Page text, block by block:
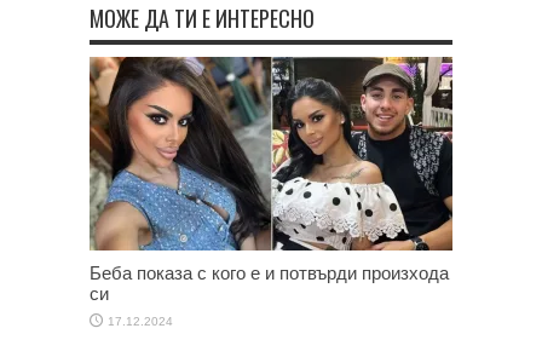
МОЖЕ ДА ТИ Е ИНТЕРЕСНО
Беба показа с кого е и потвърди произхода
си
17.12.2024